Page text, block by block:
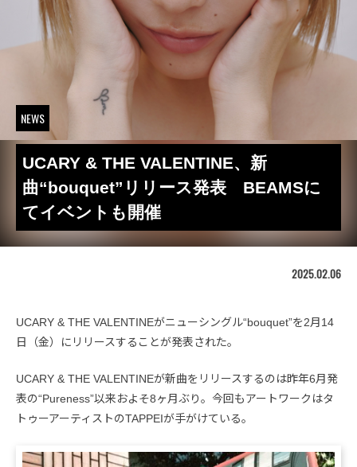
NEWS
UCARY & THE VALENTINE、新
曲“bouquet”リリース発表 BEAMSに
てイベントも開催
2025.02.06
UCARY & THE VALENTINEがニューシングル“bouquet”を2月14
日（金）にリリースすることが発表された。
UCARY & THE VALENTINEが新曲をリリースするのは昨年6月発
表の“Pureness”以来およそ8ヶ月ぶり。今回もアートワークはタ
トゥーアーティストのTAPPEIが手がけている。